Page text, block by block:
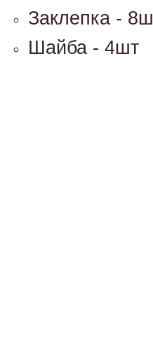
Заклепка -
Шайба - 4шт